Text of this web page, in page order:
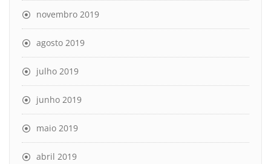
novembro 2019
agosto 2019
julho 2019
junho 2019
maio 2019
abril 2019